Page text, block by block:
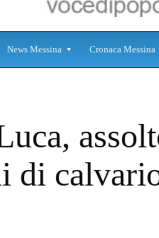
News Messina
i
à
Cronaca Messina
di